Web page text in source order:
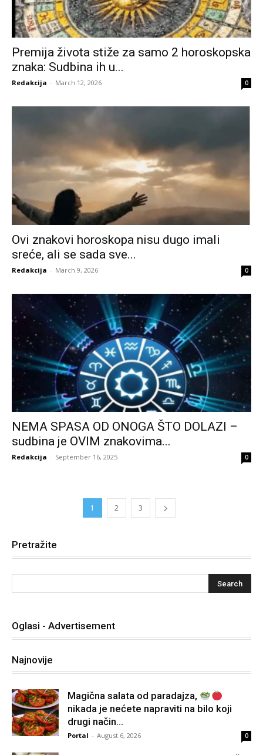
Premija života stiže za samo 2 horoskopska
znaka: Sudbina ih u...
Redakcija - March 12, 2026 0
Ovi znakovi horoskopa nisu dugo imali
sreće, ali se sada sve...
Redakcija - March 9, 2026 0
NEMA SPASA OD ONOGA ŠTO DOLAZI –
sudbina je OVIM znakovima...
Redakcija - September 16, 2025 0
1 2 3
Pretražite
Oglasi - Advertisement
Najnovije
Magična salata od paradajza,
nikada je nećete napraviti na bilo koji
drugi način…
Portal - August 6, 2026 0